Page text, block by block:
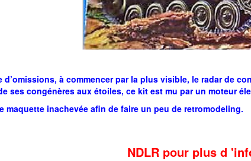
d’omissions, à commencer par la plus visible, le radar de
ses congénères aux étoiles, ce kit est mu par un moteur
maquette inachevée afin de faire un peu de retromodeling.
NDLR pour plus d